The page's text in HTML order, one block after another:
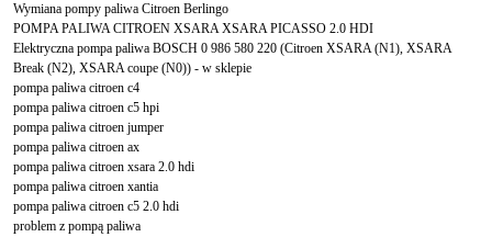
Wymiana pompy paliwa Citroen Berlingo
POMPA PALIWA CITROEN XSARA XSARA PICASSO 2.0 HDI
Elektryczna pompa paliwa BOSCH 0 986 580 220 (Citroen XSARA (N1), XSARA
Break (N2), XSARA coupe (N0)) - w sklepie
pompa paliwa citroen c4
pompa paliwa citroen c5 hpi
pompa paliwa citroen jumper
pompa paliwa citroen ax
pompa paliwa citroen xsara 2.0 hdi
pompa paliwa citroen xantia
pompa paliwa citroen c5 2.0 hdi
problem z pompą paliwa